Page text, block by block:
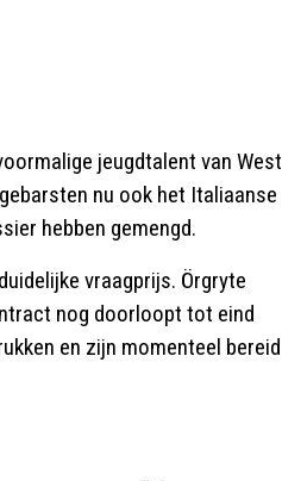
jeugdtalent van West
nu ook het Italiaanse
hebben gemengd.
vraagprijs. Örgryte
nog doorloopt tot eind
en zijn momenteel bereid